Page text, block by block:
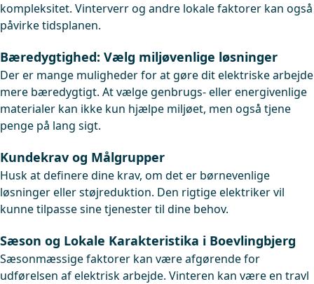
kompleksitet. Vinterverr og andre lokale faktorer kan også
påvirke tidsplanen.
Bæredygtighed: Vælg miljøvenlige løsninger
Der er mange muligheder for at gøre dit elektriske arbejde
mere bæredygtigt. At vælge genbrugs- eller energivenlige
materialer kan ikke kun hjælpe miljøet, men også tjene
penge på lang sigt.
Kundekrav og Målgrupper
Husk at definere dine krav, om det er børnevenlige
løsninger eller støjreduktion. Den rigtige elektriker vil
kunne tilpasse sine tjenester til dine behov.
Sæson og Lokale Karakteristika i Boevlingbjerg
Sæsonmæssige faktorer kan være afgørende for
udførelsen af elektrisk arbejde. Vinteren kan være en travl